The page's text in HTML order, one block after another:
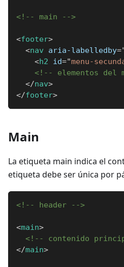
<!-- main -->
<footer>
<nav aria-labelledby=
<h2 id="menu-
<!-- elementos del
</nav>
</footer>
Main
La etiqueta main indica el
etiqueta debe ser única por
<!-- header -->
<main>
<!-- contenido
</main>